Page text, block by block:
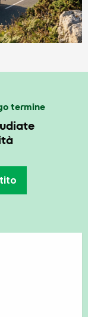
termine